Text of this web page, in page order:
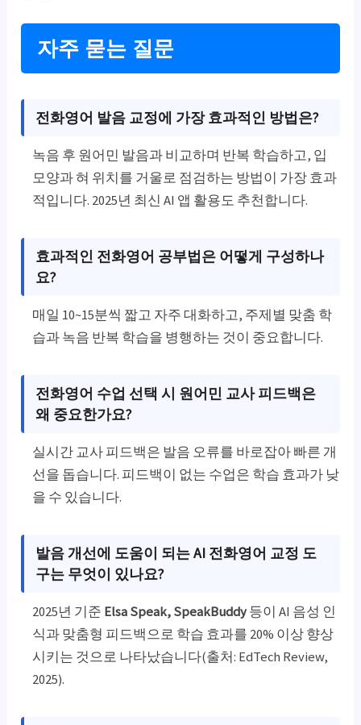
자주 묻는 질문
전화영어 발음 교정에 가장 효과적인 방법은?
녹음 후 원어민 발음과 비교하며 반복 학습하고, 입
모양과 혀 위치를 거울로 점검하는 방법이 가장 효과
적입니다. 2025년 최신 AI 앱 활용도 추천합니다.
효과적인 전화영어 공부법은 어떻게 구성하나
요?
매일 10~15분씩 짧고 자주 대화하고, 주제별 맞춤 학
습과 녹음 반복 학습을 병행하는 것이 중요합니다.
전화영어 수업 선택 시 원어민 교사 피드백은
왜 중요한가요?
실시간 교사 피드백은 발음 오류를 바로잡아 빠른 개
선을 돕습니다. 피드백이 없는 수업은 학습 효과가 낮
을 수 있습니다.
발음 개선에 도움이 되는AI 전화영어 교정 도
구는 무엇이 있나요?
2025년 기준 Elsa Speak, SpeakBuddy등이 AI 음성 인
식과 맞춤형 피드백으로 학습 효과를 20% 이상 향상
시키는 것으로 나타났습니다(출처: EdTech Review,
2025).